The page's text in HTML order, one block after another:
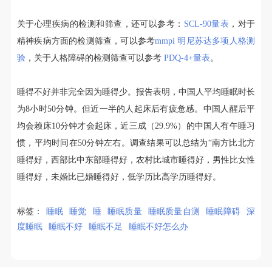
关于心理疾病的检测和筛查，还可以参考： SCL-90量表 ，对于
精神疾病方面的检测筛查，可以参考mmpi 明尼苏达多项人格测
验，关于人格障碍的检测筛查可以参考 PDQ-4+量表。
睡得不好并非完全因为睡得少。报告表明，中国人平均睡眠时长
为8小时50分钟。但近一半的人起床后有疲惫感。中国人醒后平
均会赖床10分钟才会起床，近三成（29.9%）的中国人有午睡习
惯，平均时间在50分钟左右。调查结果可以总结为“南方比北方
睡得好，西部比中东部睡得好，农村比城市睡得好，男性比女性
睡得好，未婚比已婚睡得好，低学历比高学历睡得好。
标签： 睡眠 睡觉 睡 睡眠质量 睡眠质量自测 睡眠障碍
深
度睡眠
睡眠不好 睡眠不足 睡眠不好怎么办